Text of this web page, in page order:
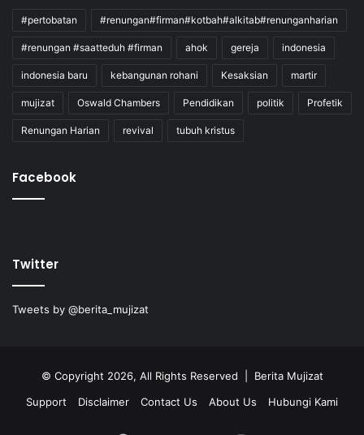
#pertobatan #renungan#firman#kotbah#alkitab#renunganharian
#renungan #saatteduh #firman ahok gereja indonesia
indonesia baru kebangunan rohani Kesaksian martir
mujizat Oswald Chambers Pendidikan politik Profetik
Renungan Harian revival tubuh kristus
Facebook
Twitter
Tweets by @berita_mujizat
© Copyright 2026, All Rights Reserved | Berita Mujizat
Support
Disclaimer Contact Us About Us Hubungi Kami